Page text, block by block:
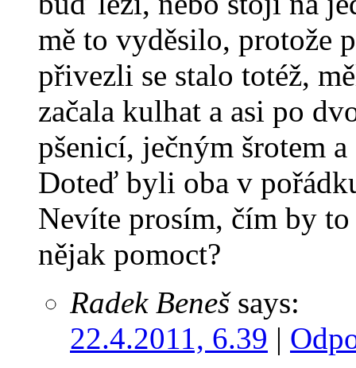
mě to vyděsilo, protože
přivezli se stalo totéž,
začala kulhat a asi po
pšenicí, ječným šrotem
Doteď byli oba v
Nevíte prosím, čím by
nějak pomoct?
Radek Beneš says:
22.4.2011, 6.39 |